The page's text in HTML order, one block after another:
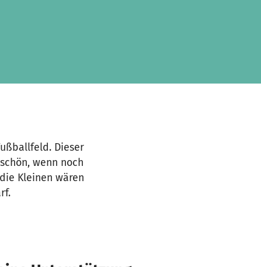
Dieser
wenn noch
Kleinen wären